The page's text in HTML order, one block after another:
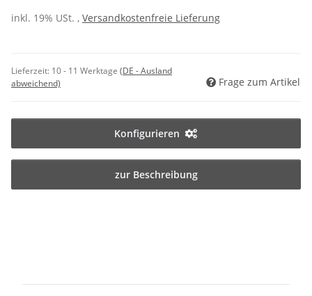
inkl. 19% USt. , Versandkostenfreie Lieferung
Lieferzeit: 10 - 11 Werktage (DE - Ausland
abweichend)
Frage zum Artikel
Konfigurieren
zur Beschreibung